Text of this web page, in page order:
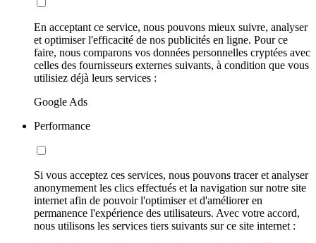
En acceptant ce service, nous pouvons mieux suivre, analyser
et optimiser l'efficacité de nos publicités en ligne. Pour ce
faire, nous comparons vos données personnelles cryptées avec
celles des fournisseurs externes suivants, à condition que vous
utilisiez déjà leurs services :
Google Ads
Performance
Si vous acceptez ces services, nous pouvons tracer et analyser
anonymement les clics effectués et la navigation sur notre site
internet afin de pouvoir l'optimiser et d'améliorer en
permanence l'expérience des utilisateurs. Avec votre accord,
nous utilisons les services tiers suivants sur ce site internet :